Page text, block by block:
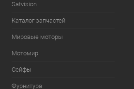
Satvision
Каталог запчастей
Мировые моторы
Мотомир
Сейфы
Фурнитура